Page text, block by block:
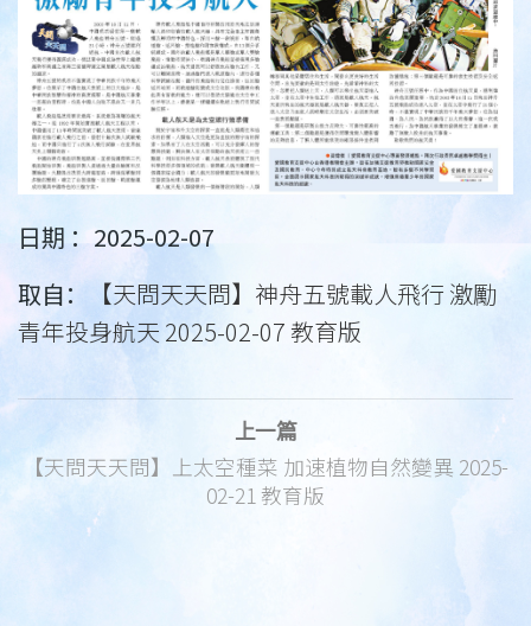
日期 ：2025-02-07
取自：
【天問天天問】神舟五號載人飛行 激勵
青年投身航天 2025-02-07 教育版
上一篇
【天問天天問】上太空種菜 加速植物自然變異 2025-
02-21 教育版